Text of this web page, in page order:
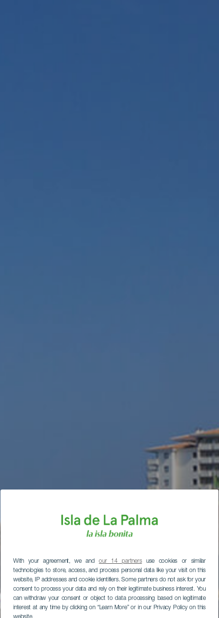
With your agreement, we andour 14 partnersuse cookies or similar
technologies to store, access, and process personal data like your visit on this
website, IP addresses and cookie identifiers. Some partners do not ask for your
consent to process your data and rely on their legitimate business interest. You
can withdraw your consent or object to data processing based on legitimate
interest at any time by clicking on “Learn More” or in our Privacy Policy on this